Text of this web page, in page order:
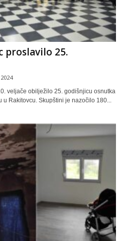
proslavilo 25.
veljače obilježilo 25. godišnjicu osnutka
Rakitovcu. Skupštini je nazočilo 180...